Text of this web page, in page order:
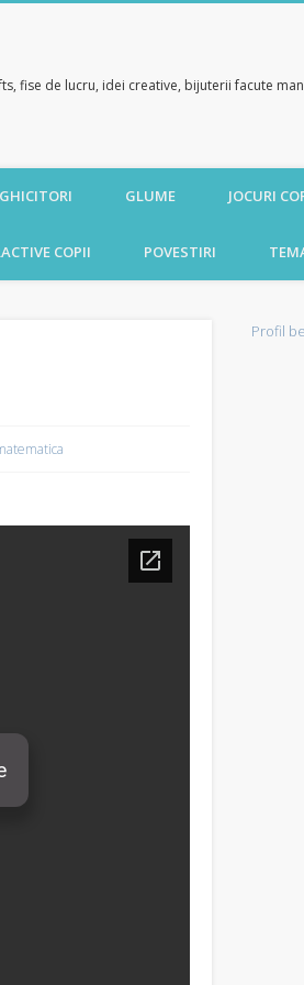
fise de lucru, idei creative, bijuterii facute
GHICITORI GLUME JOCURI
COPII POVESTIRI
Profil